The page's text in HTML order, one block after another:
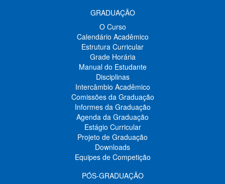
GRADUAÇÃO
O Curso
Calendário Acadêmico
Estrutura Curricular
Grade Horária
Manual do Estudante
Disciplinas
Intercâmbio Acadêmico
Comissões da Graduação
Informes da Graduação
Agenda da Graduação
Estágio Curricular
Projeto de Graduação
Downloads
Equipes de Competição
PÓS-GRADUAÇÃO